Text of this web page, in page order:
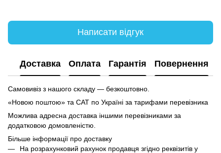
Написати відгук
Доставка Оплата Гарантія Повернення
Самовивіз з нашого складу — безкоштовно.
«Новою поштою» та САТ по Україні за тарифами перевізника
Можлива адресна доставка іншими перевізниками за
додатковою домовленістю.
Більше інформації про доставку
На розрахунковий рахунок продавця згідно реквізитів у